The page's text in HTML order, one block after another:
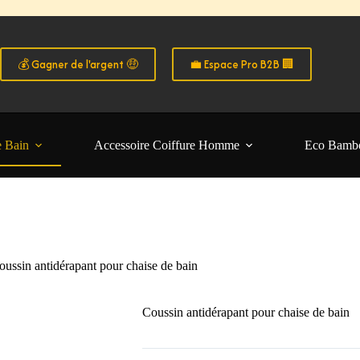
💰 Gagner de l'argent 🤑 💼 Espace Pro B2B 🏢
Bain Accessoire Coiffure Homme Eco
antidérapant pour chaise de bain
Coussin antidérapant pour chaise de bain